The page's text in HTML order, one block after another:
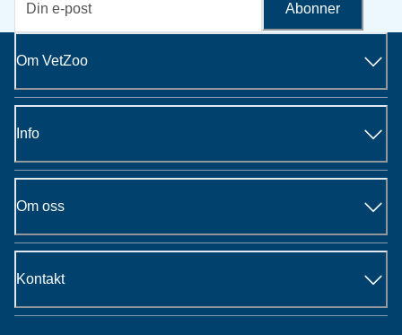
Abonner
Om VetZoo
Info
Om oss
Kontakt